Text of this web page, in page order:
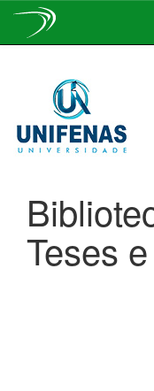
navigation
Teses